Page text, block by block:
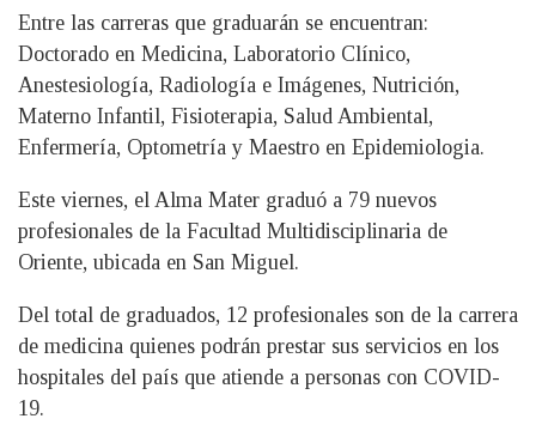
Entre las carreras que graduarán se encuentran:
Doctorado en Medicina, Laboratorio Clínico,
Anestesiología, Radiología e Imágenes, Nutrición,
Materno Infantil, Fisioterapia, Salud Ambiental,
Enfermería, Optometría y Maestro en Epidemiologia.
Este viernes, el Alma Mater graduó a 79 nuevos
profesionales de la Facultad Multidisciplinaria de
Oriente, ubicada en San Miguel.
Del total de graduados, 12 profesionales son de la carrera
de medicina quienes podrán prestar sus servicios en los
hospitales del país que atiende a personas con COVID-
19.